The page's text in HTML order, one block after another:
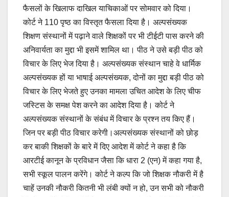
फैसलों के खिलाफ दाखिल याचिकाओं पर सोमवार को दिया।
कोर्ट ने 110 पृष्ठ का विस्तृत फैसला दिया है। अल्पसंख्यक
शिक्षण संस्थानों में पढ़ाने वाले शिक्षकों पर भी टीईटी पास करने की
अनिवार्यता का मुद्दा भी इसमें शामिल था। पीठ ने उसे बड़ी पीठ को
विचार के लिए भेज दिया है। अल्पसंख्यक संस्थान चाहे वे धार्मिक
अल्पसंख्यक हों या भाषाई अल्पसंख्यक, दोनों का मुद्दा बड़ी पीठ को
विचार के लिए भेजते हुए उनका मामला उचित आदेश के लिए चीफ
जस्टिस के समक्ष पेश करने का आदेश दिया है। कोर्ट ने
अल्पसंख्यक संस्थानों के संबंध में विचार के प्रश्न तय किए हैं।
जिन पर बड़ी पीठ विचार करेगी।अल्पसंख्यक संस्थानों को छोड़
कर बाकी शिक्षकों के बारे में दिए आदेश में कोर्ट ने कहा है कि
आरटीई कानून के प्रविधान जैसा कि धारा 2 (एन) में कहा गया है,
सभी स्कूल पालन करेंगे। कोर्ट ने कल्प कि जो शिक्षक नौकरी में है
चाहें उनकी नौकरी कितनी भी लंबी क्यों न हो, उन सभी को नौकरी